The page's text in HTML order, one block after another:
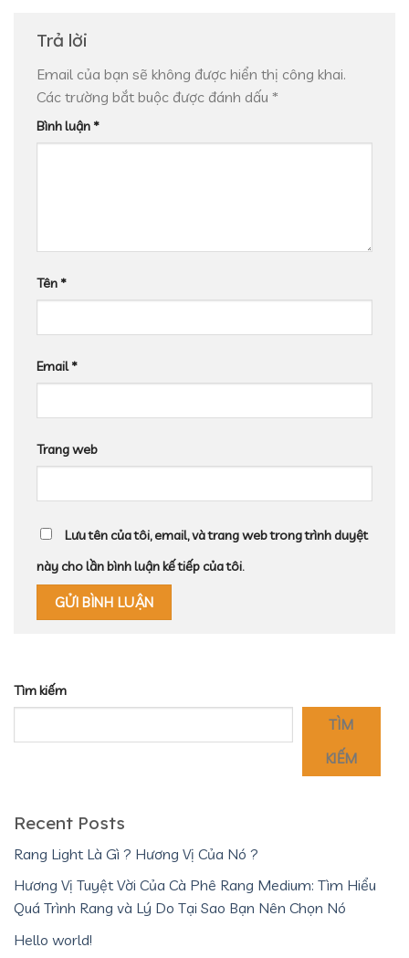
Trả lời
Email của bạn sẽ không được hiển thị công khai.
Các trường bắt buộc được đánh dấu *
Bình luận *
Tên *
Email*
Trang web
Lưu tên của tôi, email, và trang web trong trình duyệt
này cho lần bình luận kế tiếp của tôi.
Tìm kiếm
TÌM
KIẾM
Recent Posts
Rang Light Là Gì ? Hương Vị Của Nó ?
Hương Vị Tuyệt Vời Của Cà Phê Rang Medium: Tìm Hiểu
Quá Trình Rang và Lý Do Tại Sao Bạn Nên Chọn Nó
Hello world!